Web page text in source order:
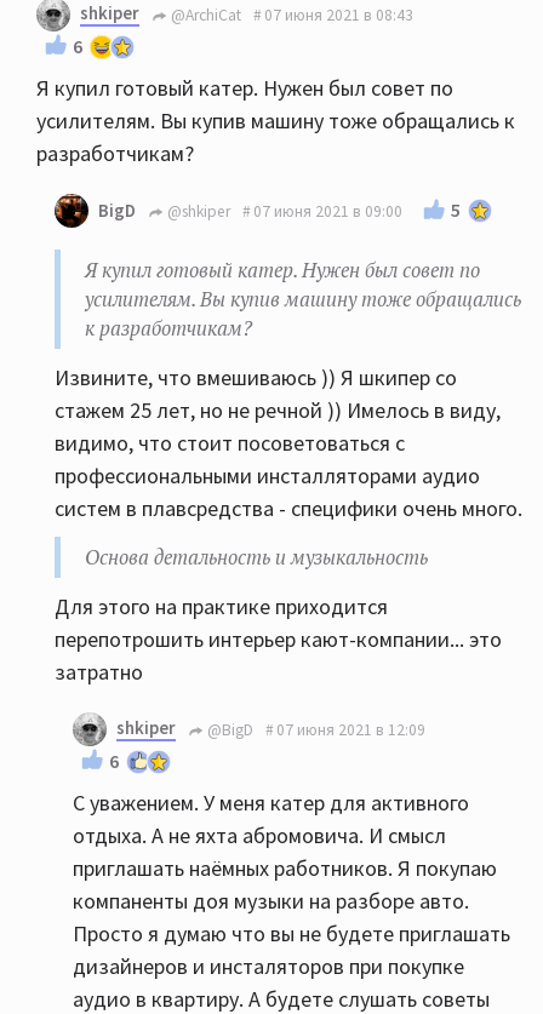
shkiper @ArchiCat 07 июня 2021 в 08:43
6
Я купил готовый катер. Нужен был совет по
усилителям. Вы купив машину тоже обращались к
разработчикам?
BigD @shkiper 07 июня 2021 в 09:00 5
Я купил готовый катер. Нужен был совет по
усилителям. Вы купив машину тоже обращались
к разработчикам?
Извините, что вмешиваюсь )) Я шкипер со
стажем 25 лет, но не речной )) Имелось в виду,
видимо, что стоит посоветоваться с
профессиональными инсталляторами аудио
систем в плавсредства - специфики очень много.
Основа детальность и музыкальность
Для этого на практике приходится
перепотрошить интерьер кают-компании... это
затратно
shkiper @BigD 07 июня 2021 в 12:09
6
С уважением. У меня катер для активного
отдыха. А не яхта абромовича. И смысл
приглашать наёмных работников. Я покупаю
компаненты доя музыки на разборе авто.
Просто я думаю что вы не будете приглашать
дизайнеров и инсталяторов при покупке
аудио в квартиру. А будете слушать советы